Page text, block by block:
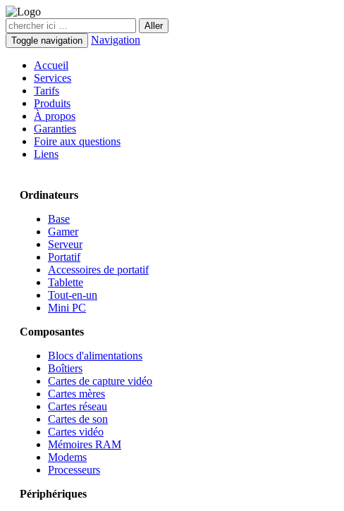
Toggle navigation Navigation
Accueil
Services
Tarifs
Produits
À propos
Garanties
Foire aux questions
Liens
Ordinateurs
Base
Gamer
Serveur
Portatif
Accessoires de portatif
Tablette
Tout-en-un
Mini PC
Composantes
Blocs d'alimentations
Boîtiers
Cartes de capture vidéo
Cartes mères
Cartes réseau
Cartes de son
Cartes vidéo
Mémoires RAM
Modems
Processeurs
Périphériques